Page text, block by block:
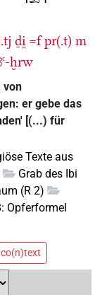
ḏi̯ =f pr(.t) m
ḫrw
von
er gebe das
[(...) für
Texte aus
Grab des Ibi
(R 2)
Opferformel
co(n)text